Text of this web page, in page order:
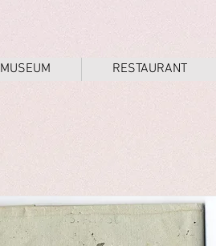
MUSEUM RESTAURANT